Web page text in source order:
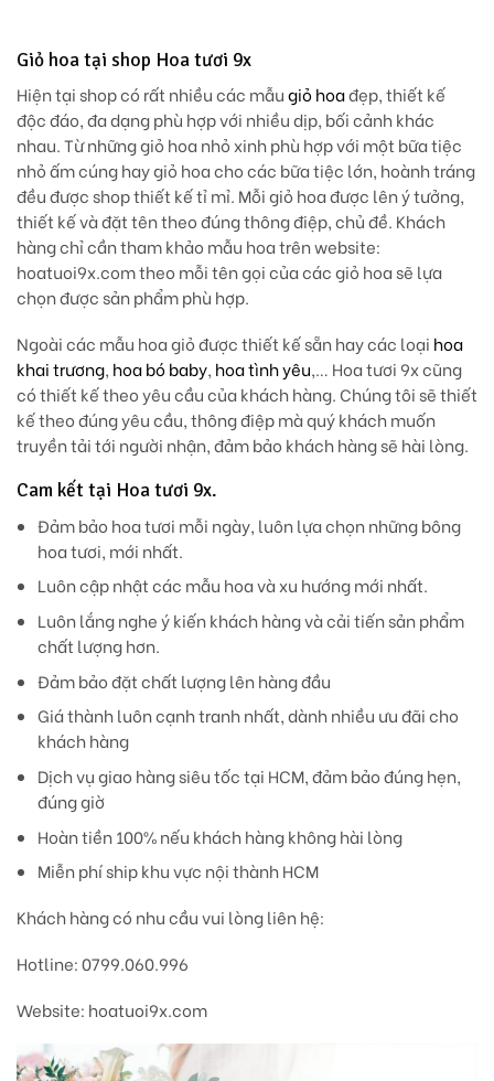
Giỏ hoa tại shop Hoa tươi 9x
Hiện tại shop có rất nhiều các mẫugiỏ hoađẹp, thiết kế
độc đáo, đa dạng phù hợp với nhiều dịp, bối cảnh khác
nhau. Từ những giỏ hoa nhỏ xinh phù hợp với một bữa tiệc
nhỏ ấm cúng hay giỏ hoa cho các bữa tiệc lớn, hoành tráng
đều được shop thiết kế tỉ mỉ. Mỗi giỏ hoa được lên ý tưởng,
thiết kế và đặt tên theo đúng thông điệp, chủ đề. Khách
hàng chỉ cần tham khảo mẫu hoa trên website:
hoatuoi9x.com theo mỗi tên gọi của các giỏ hoa sẽ lựa
chọn được sản phẩm phù hợp.
Ngoài các mẫu hoa giỏ được thiết kế sẵn hay các loại hoa
khai trương, hoa bó baby, hoa tình yêu,… Hoa tươi 9x cũng
có thiết kế theo yêu cầu của khách hàng. Chúng tôi sẽ thiết
kế theo đúng yêu cầu, thông điệp mà quý khách muốn
truyền tải tới người nhận, đảm bảo khách hàng sẽ hài lòng.
Cam kết tại Hoa tươi 9x.
Đảm bảo hoa tươi mỗi ngày, luôn lựa chọn những bông
hoa tươi, mới nhất.
Luôn cập nhật các mẫu hoa và xu hướng mới nhất.
Luôn lắng nghe ý kiến khách hàng và cải tiến sản phẩm
chất lượng hơn.
Đảm bảo đặt chất lượng lên hàng đầu
Giá thành luôn cạnh tranh nhất, dành nhiều ưu đãi cho
khách hàng
Dịch vụ giao hàng siêu tốc tại HCM, đảm bảo đúng hẹn,
đúng giờ
Hoàn tiền 100% nếu khách hàng không hài lòng
Miễn phí ship khu vực nội thành HCM
Khách hàng có nhu cầu vui lòng liên hệ:
Hotline: 0799.060.996
Website: hoatuoi9x.com